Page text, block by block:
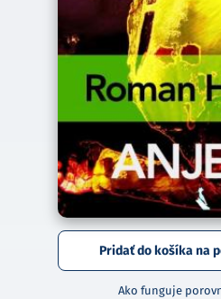
Pridať do košíka na
Ako funguje